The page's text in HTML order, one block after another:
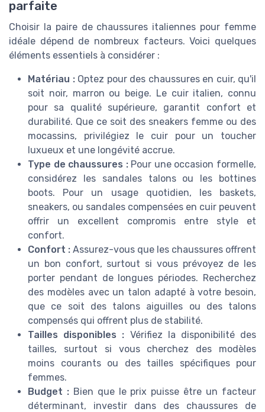
parfaite
Choisir la paire de chaussures italiennes pour femme
idéale dépend de nombreux facteurs. Voici quelques
éléments essentiels à considérer :
Matériau :Optez pour des chaussures en cuir, qu'il
soit noir, marron ou beige. Le cuir italien, connu
pour sa qualité supérieure, garantit confort et
durabilité. Que ce soit des sneakers femme ou des
mocassins, privilégiez le cuir pour un toucher
luxueux et une longévité accrue.
Type de chaussures :Pour une occasion formelle,
considérez les sandales talons ou les bottines
boots. Pour un usage quotidien, les baskets,
sneakers, ou sandales compensées en cuir peuvent
offrir un excellent compromis entre style et
confort.
Confort : Assurez-vous que les chaussures offrent
un bon confort, surtout si vous prévoyez de les
porter pendant de longues périodes. Recherchez
des modèles avec un talon adapté à votre besoin,
que ce soit des talons aiguilles ou des talons
compensés qui offrent plus de stabilité.
Tailles disponibles : Vérifiez la disponibilité des
tailles, surtout si vous cherchez des modèles
moins courants ou des tailles spécifiques pour
femmes.
Budget :Bien que le prix puisse être un facteur
déterminant, investir dans des chaussures de